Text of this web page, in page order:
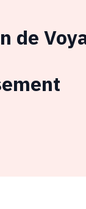
de